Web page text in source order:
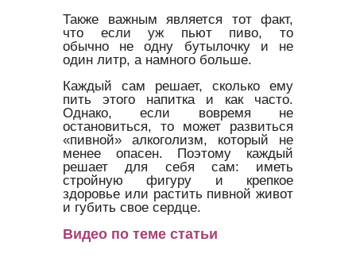
Также важным является тот факт,
что если уж пьют пиво, то
обычно не одну бутылочку и не
один литр, а намного больше.
Каждый сам решает, сколько ему
пить этого напитка и как часто.
Однако, если вовремя не
остановиться, то может развиться
«пивной» алкоголизм, который не
менее опасен. Поэтому каждый
решает для себя сам: иметь
стройную фигуру и крепкое
здоровье или растить пивной живот
и губить свое сердце.
Видео по теме статьи